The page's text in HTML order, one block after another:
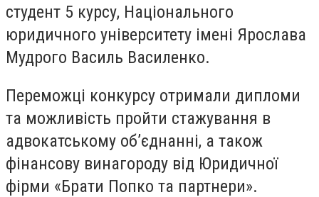
студент 5 курсу, Національного
юридичного університету імені Ярослава
Мудрого Василь Василенко.
Переможці конкурсу отримали дипломи
та можливість пройти стажування в
адвокатському об’єднанні, а також
фінансову винагороду від Юридичної
фірми «Брати Попко та партнери».